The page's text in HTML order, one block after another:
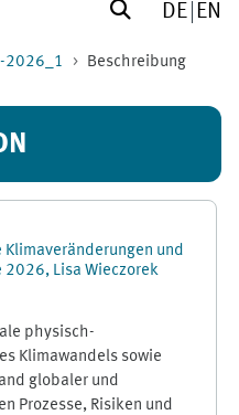
DE EN
2026_1 Beschreibung
und
2026, Lisa Wieczorek
physisch-
Klimawandels sowie
globaler und
Prozesse, Risiken und